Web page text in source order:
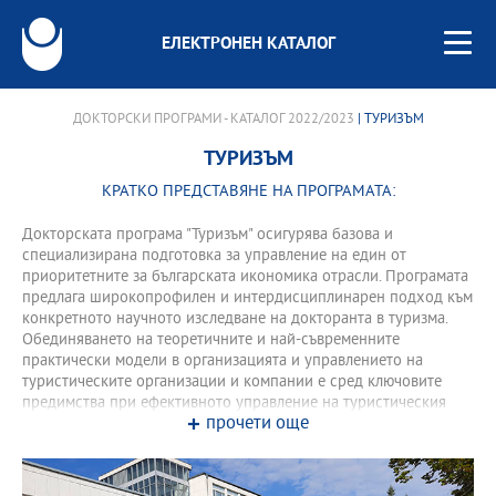
ЕЛЕКТРОНЕН КАТАЛОГ
ДОКТОРСКИ ПРОГРАМИ - КАТАЛОГ 2022/2023 | ТУРИЗЪМ
ТУРИЗЪМ
КРАТКО ПРЕДСТАВЯНЕ НА ПРОГРАМАТА:
Докторската програма "Туризъм" осигурява базова и
специализирана подготовка за управление на един от
приоритетните за българската икономика отрасли. Програмата
предлага широкопрофилен и интердисциплинарен подход към
конкретното научното изследване на докторанта в туризма.
Обединяването на теоретичните и най-съвременните
практически модели в организацията и управлението на
туристическите организации и компании е сред ключовите
предимства при ефективното управление на туристическия
бизнес. Докторантите се запознават с методологията и
икономиката и управлението на туризма.
прочети още